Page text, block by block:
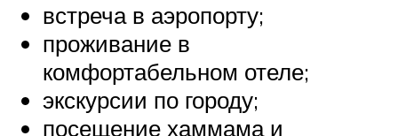
встреча в аэропорту;
проживание в
комфортабельном отеле;
экскурсии по городу;
посещение хаммама и